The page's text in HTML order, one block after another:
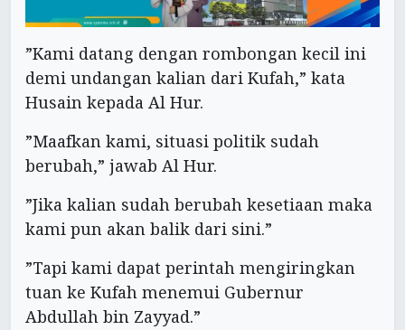
”Kami datang dengan rombongan kecil ini
demi undangan kalian dari Kufah,” kata
Husain kepada Al Hur.
”Maafkan kami, situasi politik sudah
berubah,” jawab Al Hur.
”Jika kalian sudah berubah kesetiaan maka
kami pun akan balik dari sini.”
”Tapi kami dapat perintah mengiringkan
tuan ke Kufah menemui Gubernur
Abdullah bin Zayyad.”